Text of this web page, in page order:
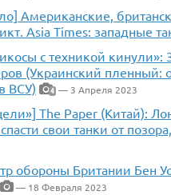
Американские,
Asia Times: западные
с техникой кинули»:
(Украинский пленный:
ВСУ)
4 — 3 Апреля 2023
The Paper (Китай):
свои танки от
обороны Британии Бен
— 18 Февраля 2023